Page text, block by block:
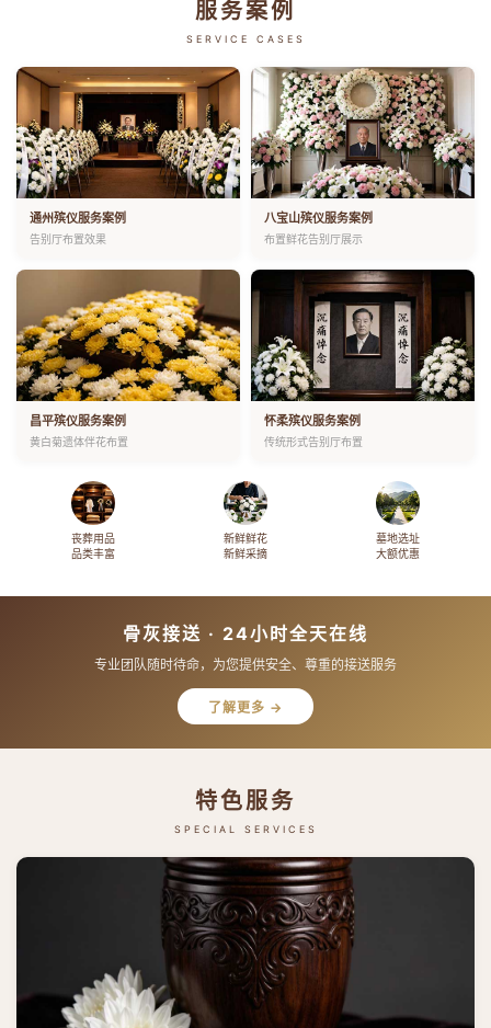
服务案例
SERVICE CASES
通州殡仪服务案例
告别厅布置效果
八宝山殡仪服务案例
布置鲜花告别厅展示
昌平殡仪服务案例
黄白菊遗体伴花布置
怀柔殡仪服务案例
传统形式告别厅布置
丧葬用品
品类丰富
新鲜鲜花
新鲜采摘
墓地选址
大额优惠
骨灰接送 · 24小时全天在线
专业团队随时待命，为您提供安全、尊重的接送服务
了解更多 →
特色服务
SPECIAL SERVICES